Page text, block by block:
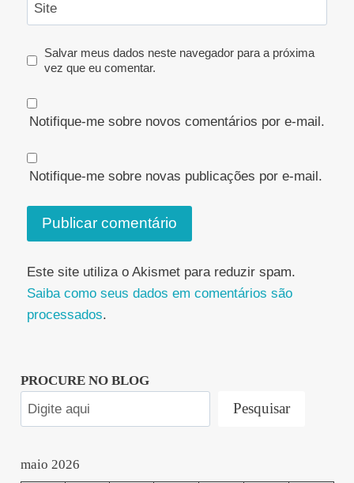
Site
Salvar meus dados neste navegador para a próxima
vez que eu comentar.
Notifique-me sobre novos comentários por e-mail.
Notifique-me sobre novas publicações por e-mail.
Este site utiliza o Akismet para reduzir spam.
Saiba como seus dados em comentários são
processados.
PROCURE NO BLOG
Pesquisar
maio 2026